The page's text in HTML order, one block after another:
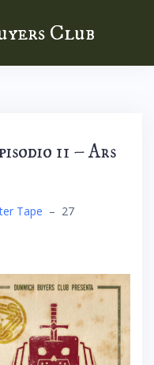
Club
11 – Ars
Tape – 27